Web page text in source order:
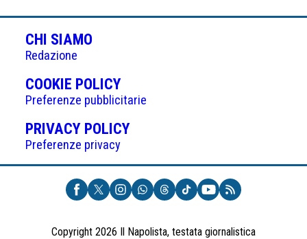
CHI SIAMO
Redazione
COOKIE POLICY(APRE
IN
UNA
NUOVA
Preferenze pubblicitarie
PRIVACY POLICY(APRE
UNA
NUOVA
SCHEDA)
Preferenze privacy
Copyright 2026 Il Napolista, testata giornalistica